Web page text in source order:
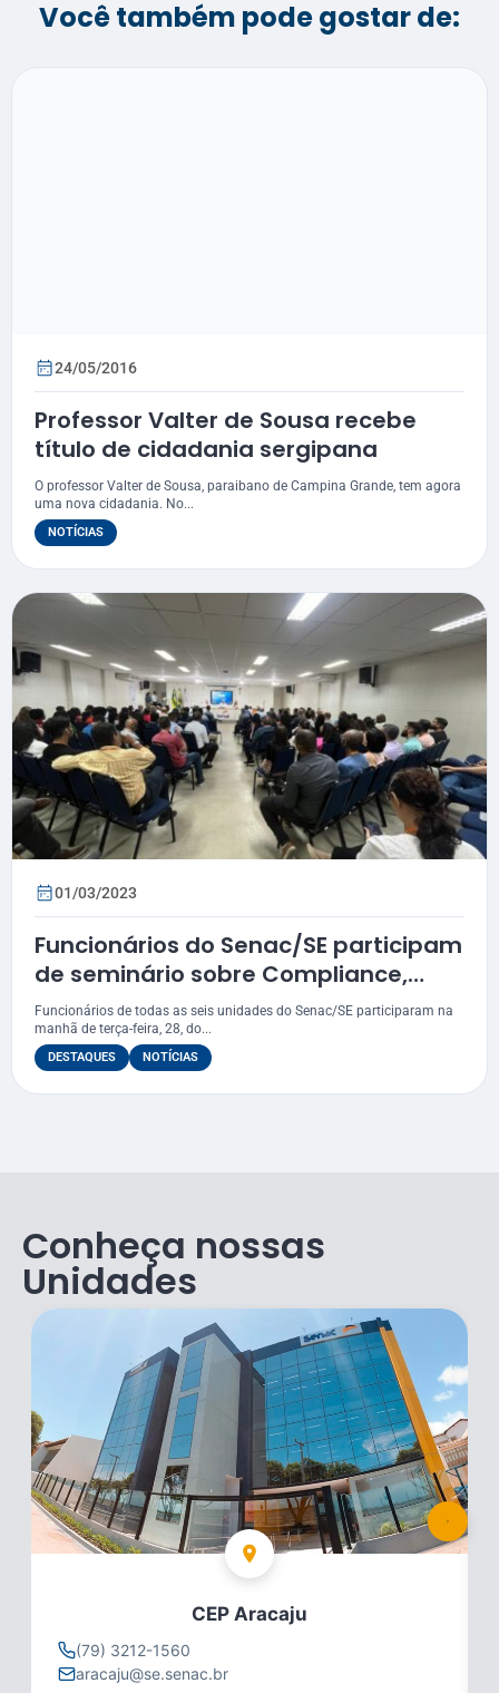
Você também pode gostar de:
24/05/2016
Professor Valter de Sousa recebe
título de cidadania sergipana
O professor Valter de Sousa, paraibano de Campina Grande, tem agora
uma nova cidadania. No...
NOTÍCIAS
01/03/2023
Funcionários do Senac/SE participam
de seminário sobre Compliance,
Gestão e Fiscalização de Contrato
Funcionários de todas as seis unidades do Senac/SE participaram na
manhã de terça-feira, 28, do...
DESTAQUES NOTÍCIAS
Conheça nossas
Unidades
CEP Aracaju
(79) 3212-1560
aracaju@se.senac.br